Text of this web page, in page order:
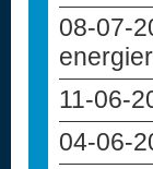
08-07-
11-06-
04-06-